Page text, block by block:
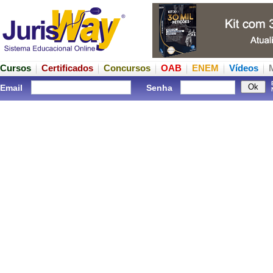
Cursos Certificados Concursos OAB ENEM Vídeos
Email Senha